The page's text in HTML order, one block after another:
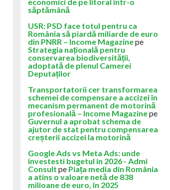
săptămână
USR: PSD face totul pentru ca
România să piardă miliarde de euro
din PNRR – Income Magazinepe
Strategia națională pentru
conservarea biodiversității,
adoptată de plenul Camerei
Deputaților
Transportatorii cer transformarea
schemei de compensare a accizei în
mecanism permanent de motorină
profesională – Income Magazinepe
Guvernul a aprobat schema de
ajutor de stat pentru compensarea
creșterii accizei la motorină
Google Ads vs Meta Ads: unde
investesti bugetul in 2026 - Admi
Consult pe Piața media din România
a atins o valoare netă de 838
milioane de euro, în 2025